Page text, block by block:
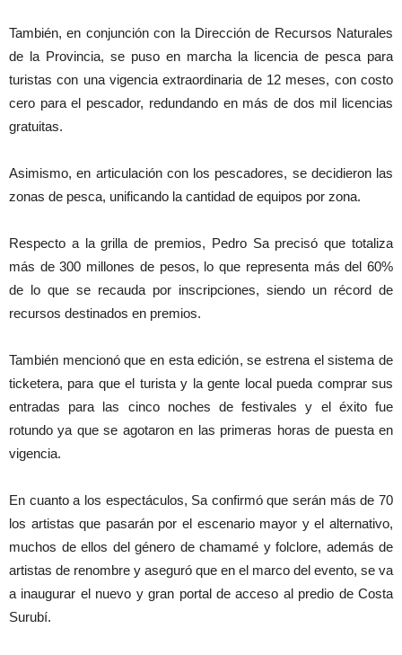
También, en conjunción con la Dirección de Recursos Naturales
de la Provincia, se puso en marcha la licencia de pesca para
turistas con una vigencia extraordinaria de 12 meses, con costo
cero para el pescador, redundando en más de dos mil licencias
gratuitas.
Asimismo, en articulación con los pescadores, se decidieron las
zonas de pesca, unificando la cantidad de equipos por zona.
Respecto a la grilla de premios, Pedro Sa precisó que totaliza
más de 300 millones de pesos, lo que representa más del 60%
de lo que se recauda por inscripciones, siendo un récord de
recursos destinados en premios.
También mencionó que en esta edición, se estrena el sistema de
ticketera, para que el turista y la gente local pueda comprar sus
entradas para las cinco noches de festivales y el éxito fue
rotundo ya que se agotaron en las primeras horas de puesta en
vigencia.
En cuanto a los espectáculos, Sa confirmó que serán más de 70
los artistas que pasarán por el escenario mayor y el alternativo,
muchos de ellos del género de chamamé y folclore, además de
artistas de renombre y aseguró que en el marco del evento, se va
a inaugurar el nuevo y gran portal de acceso al predio de Costa
Surubí.